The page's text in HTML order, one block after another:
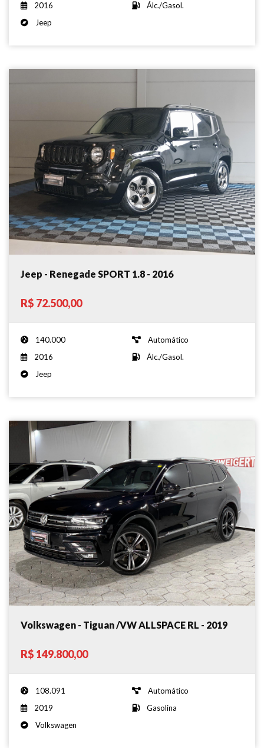
2016
Álc./Gasol.
Jeep
Jeep - Renegade SPORT 1.8 - 2016
R$ 72.500,00
140.000
Automático
2016
Álc./Gasol.
Jeep
Volkswagen - Tiguan /VW ALLSPACE RL - 2019
R$ 149.800,00
108.091
Automático
2019
Gasolina
Volkswagen